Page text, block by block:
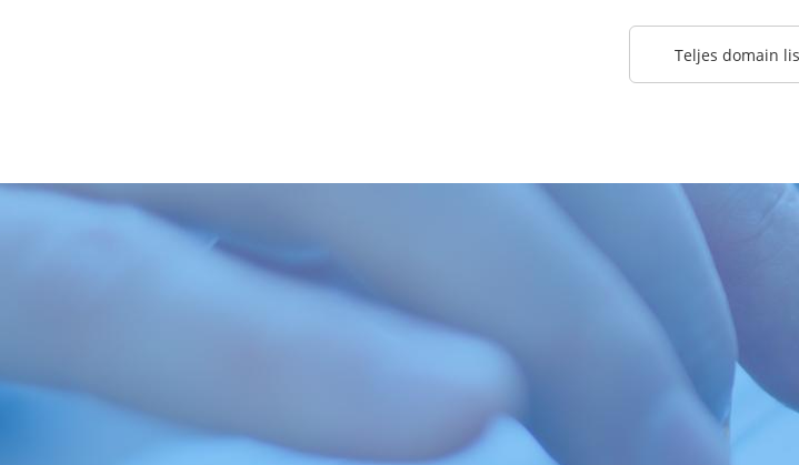
Teljes domain